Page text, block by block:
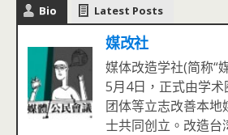
Bio Latest Posts
媒改社
媒体改造学社(简称“
5月4日，正式由学
团体等立志改善本地
士共同创立。改造台